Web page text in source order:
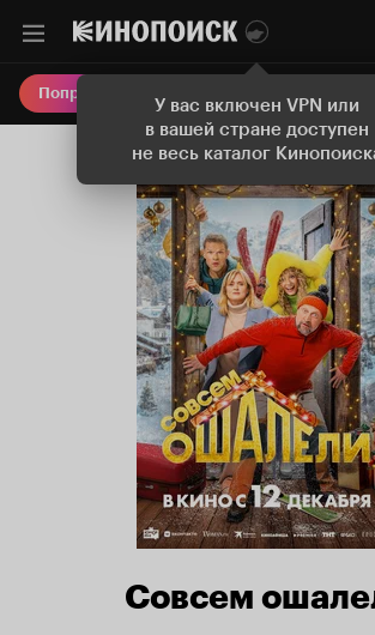
У вас включен VPN или
в вашей стране доступен
не весь каталог
Попробовать Плюс Онлайн-
Совсем